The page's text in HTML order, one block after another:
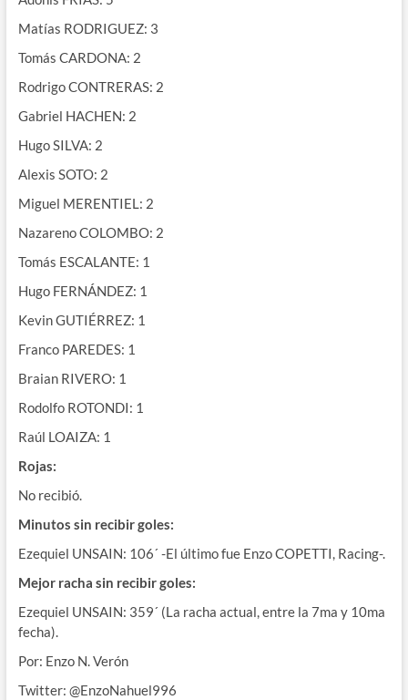
Matías RODRIGUEZ: 3
Tomás CARDONA: 2
Rodrigo CONTRERAS: 2
Gabriel HACHEN: 2
Hugo SILVA: 2
Alexis SOTO: 2
Miguel MERENTIEL: 2
Nazareno COLOMBO: 2
Tomás ESCALANTE: 1
Hugo FERNÁNDEZ: 1
Kevin GUTIÉRREZ: 1
Franco PAREDES: 1
Braian RIVERO: 1
Rodolfo ROTONDI: 1
Raúl LOAIZA: 1
Rojas:
No recibió.
Minutos sin recibir goles:
Ezequiel UNSAIN: 106´ -El último fue Enzo COPETTI, Racing-.
Mejor racha sin recibir goles:
Ezequiel UNSAIN: 359´ (La racha actual, entre la 7ma y 10ma
fecha).
Por: Enzo N. Verón
Twitter: @EnzoNahuel996